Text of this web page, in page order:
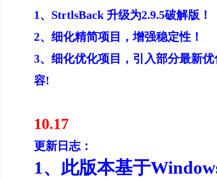
1、StrtlsBack 升级为2.9.5破解版！
2、细化精简项目，增强稳定性！
3、细化优化项目，引入部分最新
容!
10.17
更新日志：
1、此版本基于